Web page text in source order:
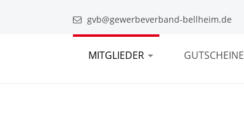
gvb@gewerbeverband-bellheim.de
MITGLIEDER GUTSCHEINE